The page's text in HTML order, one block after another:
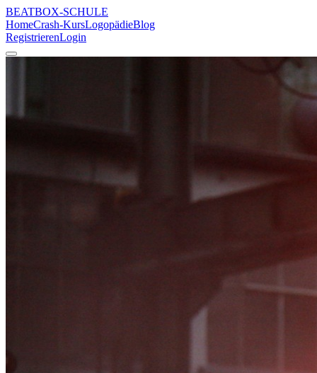
BEATBOX-SCHULE
HomeCrash-KursLogopädieBlog
RegistrierenLogin